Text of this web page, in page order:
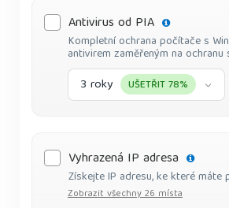
Antivirus od PIA
Kompletní ochrana počítače s
antivirem zaměřeným na
3 roky UŠETŘIT 78%
Vyhrazená IP adresa
Získejte IP adresu, ke které máte
Zobrazit všechny 26 místa